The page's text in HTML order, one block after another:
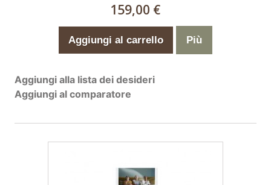
159,00 €
Aggiungi al carrello Più
Aggiungi alla lista dei desideri
Aggiungi al comparatore